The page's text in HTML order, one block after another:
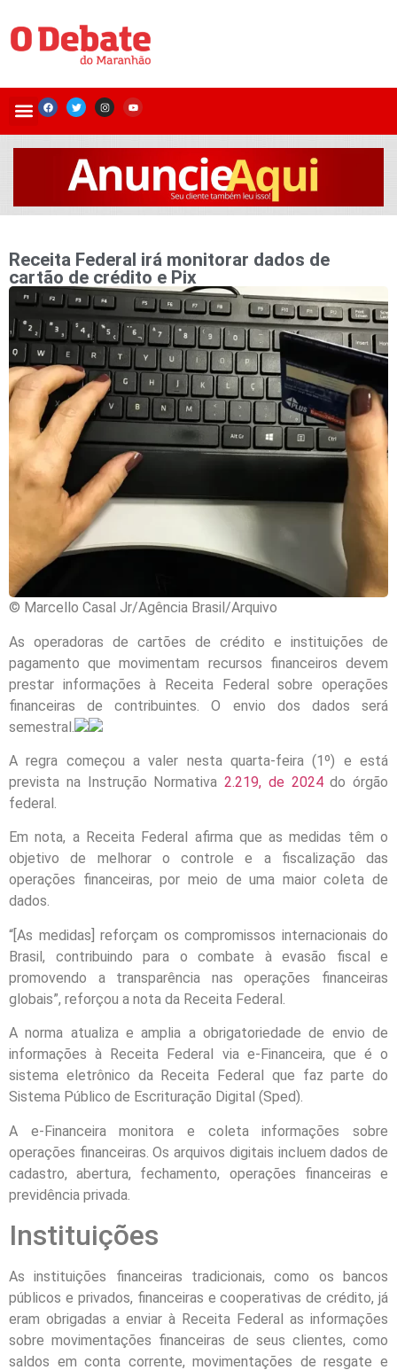
Receita Federal irá monitorar dados de
cartão de crédito e Pix
© Marcello Casal Jr/Agência Brasil/Arquivo
As operadoras de cartões de crédito e instituições de
pagamento que movimentam recursos financeiros devem
prestar informações à Receita Federal sobre operações
financeiras de contribuintes. O envio dos dados será
semestral.
A regra começou a valer nesta quarta-feira (1º) e está
prevista na Instrução Normativa 2.219, de 2024do órgão
federal.
Em nota, a Receita Federal afirma que as medidas têm o
objetivo de melhorar o controle e a fiscalização das
operações financeiras, por meio de uma maior coleta de
dados.
“[As medidas] reforçam os compromissos internacionais do
Brasil, contribuindo para o combate à evasão fiscal e
promovendo a transparência nas operações financeiras
globais”, reforçou a nota da Receita Federal.
A norma atualiza e amplia a obrigatoriedade de envio de
informações à Receita Federal via e-Financeira, que é o
sistema eletrônico da Receita Federal que faz parte do
Sistema Público de Escrituração Digital (Sped).
A e-Financeira monitora e coleta informações sobre
operações financeiras. Os arquivos digitais incluem dados de
cadastro, abertura, fechamento, operações financeiras e
previdência privada.
Instituições
As instituições financeiras tradicionais, como os bancos
públicos e privados, financeiras e cooperativas de crédito, já
eram obrigadas a enviar à Receita Federal as informações
sobre movimentações financeiras de seus clientes, como
saldos em conta corrente, movimentações de resgate e